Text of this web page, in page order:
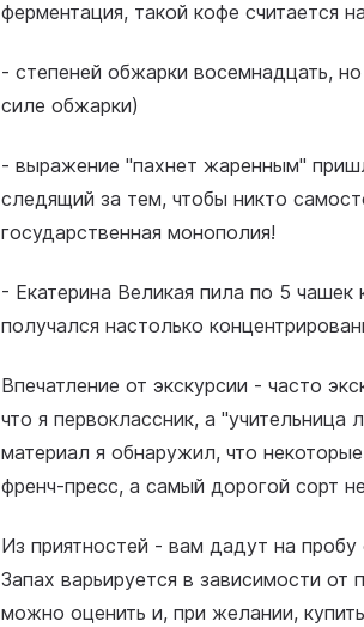
ферментация, такой кофе считается
- степеней обжарки восемнадцать,
силе обжарки)
- выражение "пахнет жаренным"
следящий за тем, чтобы никто
государственная монополия!
- Екатерина Великая пила по 5
получался настолько
Впечатление от экскурсии - часто
что я первоклассник, а
материал я обнаружил, что
френч-пресс, а самый дорогой сорт
Из приятностей - вам дадут на
Запах варьируется в зависимости
можно оценить и, при желании,